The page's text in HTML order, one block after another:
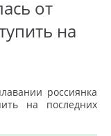
от
на
россиянка
на последних